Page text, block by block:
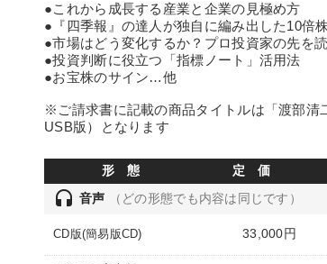
●これから成長する産業と企業の見極め方
●『四季報』の達人が独自に編み出した10倍
●市場はどう変化するか？プロ投資家の先を
●投資判断に役立つ「指標ノート」活用法
●お宝株のサイン…他
※ご請求書に記載の商品タイトルは「渡部清
USB版）となります
形 態 定 価
headset 音声 （どの形態でも内容は同じです）
CD版(簡易版CD) 33,000円